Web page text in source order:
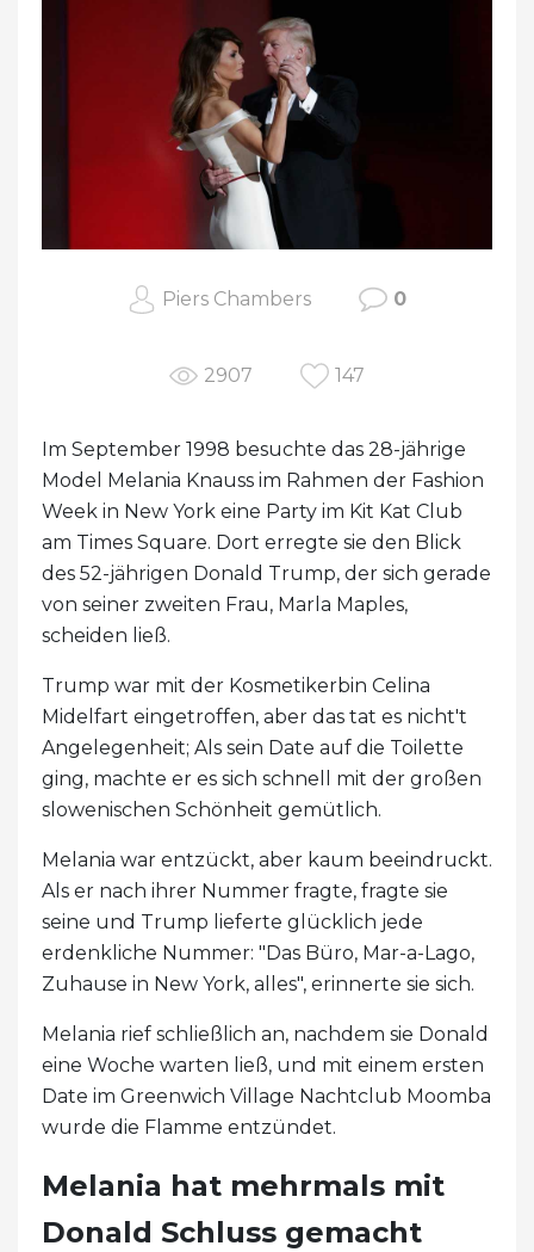
Piers Chambers 0
2907 147
Im September 1998 besuchte das 28-jährige
Model Melania Knauss im Rahmen der Fashion
Week in New York eine Party im Kit Kat Club
am Times Square. Dort erregte sie den Blick
des 52-jährigen Donald Trump, der sich gerade
von seiner zweiten Frau, Marla Maples,
scheiden ließ.
Trump war mit der Kosmetikerbin Celina
Midelfart eingetroffen, aber das tat es nicht't
Angelegenheit; Als sein Date auf die Toilette
ging, machte er es sich schnell mit der großen
slowenischen Schönheit gemütlich.
Melania war entzückt, aber kaum beeindruckt.
Als er nach ihrer Nummer fragte, fragte sie
seine und Trump lieferte glücklich jede
erdenkliche Nummer: "Das Büro, Mar-a-Lago,
Zuhause in New York, alles", erinnerte sie sich.
Melania rief schließlich an, nachdem sie Donald
eine Woche warten ließ, und mit einem ersten
Date im Greenwich Village Nachtclub Moomba
wurde die Flamme entzündet.
Melania hat mehrmals mit
Donald Schluss gemacht